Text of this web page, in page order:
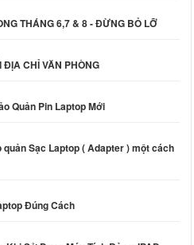
THÁNG 6,7 & 8 - ĐỪNG BỎ LỠ
ĐỊA CHỈ VĂN PHÒNG
Quản Pin Laptop Mới
Sạc Laptop ( Adapter ) một cách
Đúng Cách